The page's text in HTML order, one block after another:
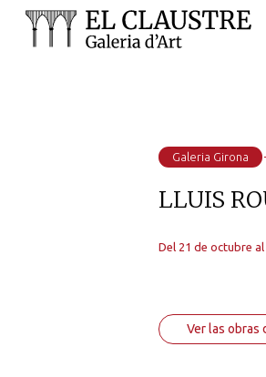
Galeria Girona
LLUIS
Del 21 de octubre
Ver las obras